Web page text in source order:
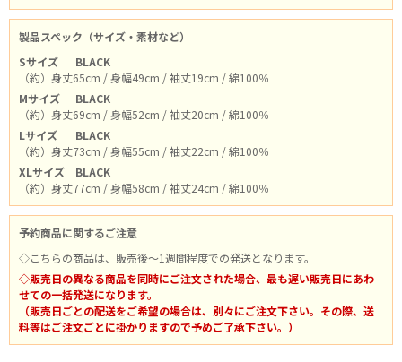
製品スペック（サイズ・素材など）
Sサイズ
BLACK
（約）身丈65cm / 身幅49cm / 袖丈19cm / 綿100％
Mサイズ
BLACK
（約）身丈69cm / 身幅52cm / 袖丈20cm / 綿100％
Lサイズ
BLACK
（約）身丈73cm / 身幅55cm / 袖丈22cm / 綿100％
XLサイズ
BLACK
（約）身丈77cm / 身幅58cm / 袖丈24cm / 綿100％
予約商品に関するご注意
◇こちらの商品は、販売後～1週間程度での発送となります。
◇販売日の異なる商品を同時にご注文された場合、最も遅い販売日にあわ
せての一括発送になります。
（販売日ごとの配送をご希望の場合は、別々にご注文下さい。その際、送
料等はご注文ごとに掛かりますので予めご了承下さい。）